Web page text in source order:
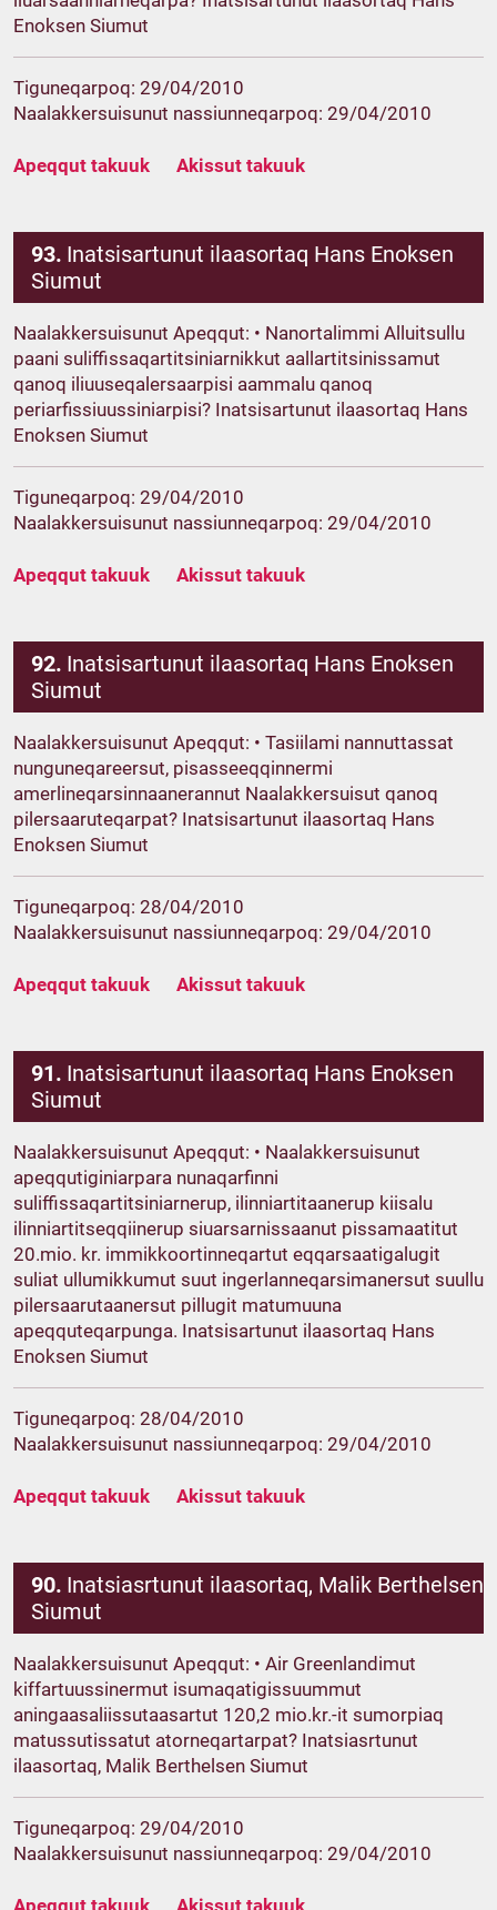
Enoksen Siumut
Tiguneqarpoq: 29/04/2010
Naalakkersuisunut nassiunneqarpoq: 29/04/2010
Apeqqut takuuk Akissut takuuk
93. Inatsisartunut ilaasortaq Hans Enoksen
Siumut
Naalakkersuisunut Apeqqut: • Nanortalimmi Alluitsullu
paani suliffissaqartitsiniarnikkut aallartitsinissamut
qanoq iliuuseqalersaarpisi aammalu qanoq
periarfissiuussiniarpisi? Inatsisartunut ilaasortaq Hans
Enoksen Siumut
Tiguneqarpoq: 29/04/2010
Naalakkersuisunut nassiunneqarpoq: 29/04/2010
Apeqqut takuuk Akissut takuuk
92. Inatsisartunut ilaasortaq Hans Enoksen
Siumut
Naalakkersuisunut Apeqqut: • Tasiilami nannuttassat
nunguneqareersut, pisasseeqqinnermi
amerlineqarsinnaanerannut Naalakkersuisut qanoq
pilersaaruteqarpat? Inatsisartunut ilaasortaq Hans
Enoksen Siumut
Tiguneqarpoq: 28/04/2010
Naalakkersuisunut nassiunneqarpoq: 29/04/2010
Apeqqut takuuk Akissut takuuk
91. Inatsisartunut ilaasortaq Hans Enoksen
Siumut
Naalakkersuisunut Apeqqut: • Naalakkersuisunut
apeqqutiginiarpara nunaqarfinni
suliffissaqartitsiniarnerup, ilinniartitaanerup kiisalu
ilinniartitseqqiinerup siuarsarnissaanut pissamaatitut
20.mio. kr. immikkoortinneqartut eqqarsaatigalugit
suliat ullumikkumut suut ingerlanneqarsimanersut suullu
pilersaarutaanersut pillugit matumuuna
apeqquteqarpunga. Inatsisartunut ilaasortaq Hans
Enoksen Siumut
Tiguneqarpoq: 28/04/2010
Naalakkersuisunut nassiunneqarpoq: 29/04/2010
Apeqqut takuuk Akissut takuuk
90. Inatsiasrtunut ilaasortaq, Malik Berthelsen
Siumut
Naalakkersuisunut Apeqqut: • Air Greenlandimut
kiffartuussinermut isumaqatigissuummut
aningaasaliissutaasartut 120,2 mio.kr.-it sumorpiaq
matussutissatut atorneqartarpat? Inatsiasrtunut
ilaasortaq, Malik Berthelsen Siumut
Tiguneqarpoq: 29/04/2010
Naalakkersuisunut nassiunneqarpoq: 29/04/2010
Apeqqut takuuk Akissut takuuk